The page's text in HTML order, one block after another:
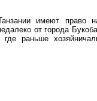
имеют право
от города
раньше